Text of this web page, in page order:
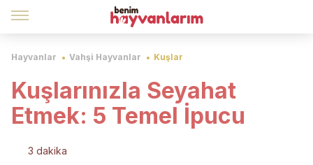
Hayvanlar Vahşi Hayvanlar Kuşlar
Kuşlarınızla Seyahat
Etmek: 5 Temel İpucu
3 dakika